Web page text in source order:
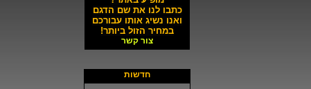
כתבו לנו את שם הדגם
ואנו נשיג אותו עבורכם
במחיר הזול ביותר!
צור קשר
חדשות